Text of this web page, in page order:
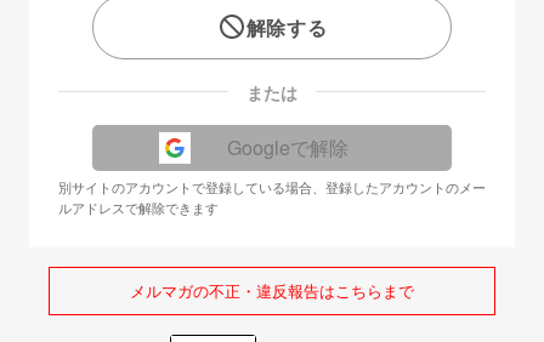
解除する
または
Googleで解除
別サイトのアカウントで登録している場合、登録したアカウントのメー
ルアドレスで解除できます
メルマガの不正・違反報告はこちらまで